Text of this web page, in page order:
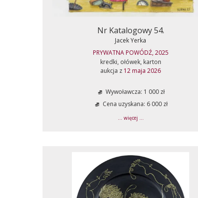
Nr Katalogowy 54.
Jacek Yerka
PRYWATNA POWÓDŹ, 2025
kredki, ołówek, karton
aukcja z 12 maja 2026
Wywoławcza: 1 000 zł
Cena uzyskana: 6 000 zł
... więcej ...